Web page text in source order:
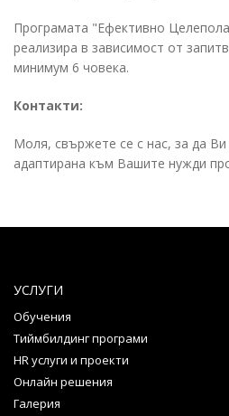
Програмата "Ефективно
реализира в зависимост от
минимум 6 човека.
Контакти:
Моля, свържете се с нас, за да
адаптирана към Вашите нужди
УСЛУГИ
Обучения
Тиймбилдинг програми
HR услуги и проекти
Онлайн решения
Галерия